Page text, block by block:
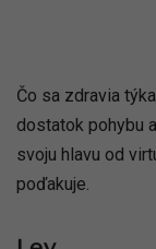
Čo sa zdravia
dostatok pohybu
svoju hlavu od
poďakuje.